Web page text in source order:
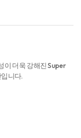
이 더욱 강해진 Super
니다.